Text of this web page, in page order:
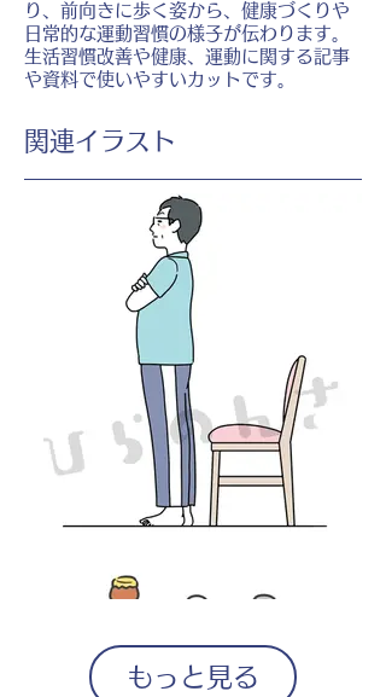
り、前向きに歩く姿から、健康づくりや
日常的な運動習慣の様子が伝わります。
生活習慣改善や健康、運動に関する記事
や資料で使いやすいカットです。
​関連イラスト
もっと見る